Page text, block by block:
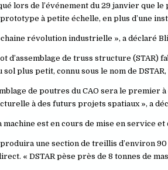
lors de l’événement du 29 janvier que
à petite échelle, en plus d’une
révolution industrielle », a déclaré
d’assemblage de truss structure (STAR)
sol plus petit, connu sous le nom de
de poutres du CAO sera le
à des futurs projets spatiaux », a
machine est en cours de mise en service
une section de treillis d’environ
« DSTAR pèse près de 8 tonnes de